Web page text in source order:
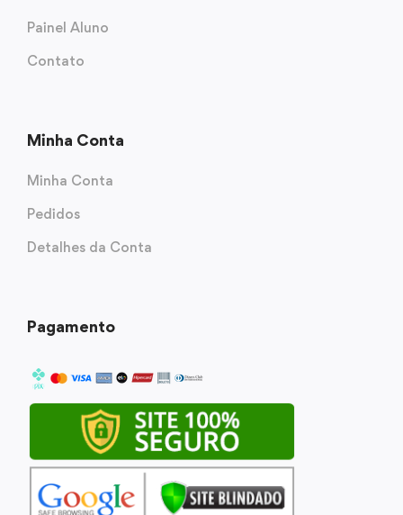
Painel Aluno
Contato
Minha Conta
Minha Conta
Pedidos
Detalhes da Conta
Pagamento